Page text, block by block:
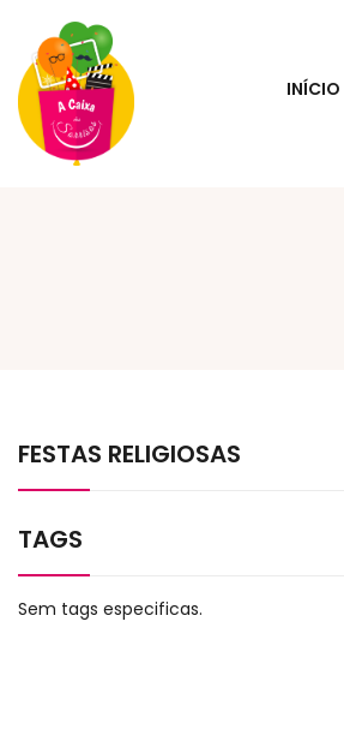
INÍCIO
FESTAS RELIGIOSAS
TAGS
Sem tags especificas.